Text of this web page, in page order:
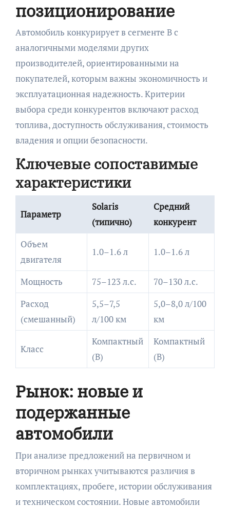
позиционирование
Автомобиль конкурирует в сегменте B с
аналогичными моделями других
производителей, ориентированными на
покупателей, которым важны экономичность и
эксплуатационная надежность. Критерии
выбора среди конкурентов включают расход
топлива, доступность обслуживания, стоимость
владения и опции безопасности.
Ключевые сопоставимые
характеристики
Параметр
Solaris
(типично)
Средний
конкурент
Объем
двигателя
1.0–1.6 л 1.0–1.6 л
Мощность 75–123 л.с.
70–130 л.с.
Расход
(смешанный)
5,5–7,5
л/100 км
5,0–8,0 л/100
км
Класс
Компактный
(B)
Компактный
(B)
Рынок: новые и
подержанные
автомобили
При анализе предложений на первичном и
вторичном рынках учитываются различия в
комплектациях, пробеге, истории обслуживания
и техническом состоянии. Новые автомобили